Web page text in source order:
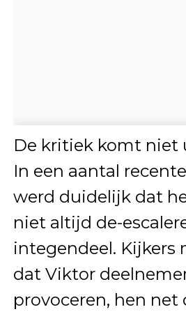
De kritiek komt niet
In een aantal
werd duidelijk dat
niet altijd de-
integendeel. Kijkers
dat Viktor
provoceren, hen net